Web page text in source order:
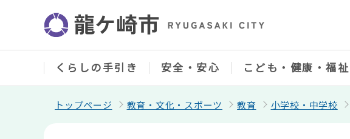
ジ
くらしの手引き 安全・安心 こども・健康・福祉
トップページ 教育・文化・スポーツ 教育 小学校・中学校